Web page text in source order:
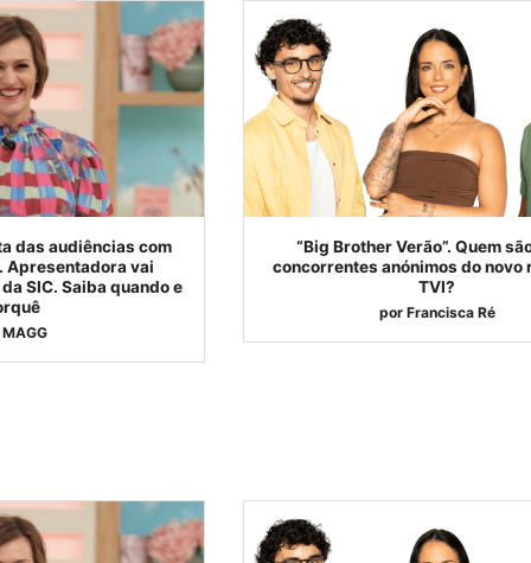
das audiências com
Apresentadora vai
SIC. Saiba quando e
MAGG
“Big Brother Verão”. Quem
concorrentes anónimos do novo
TVI?
por Francisca Ré